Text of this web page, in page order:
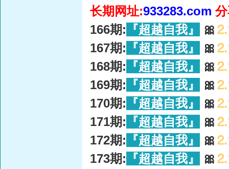
长期网址:933283.com
166期: 『超越自我』 🎀 ⒉
167期: 『超越自我』 🎀 ⒉
168期: 『超越自我』 🎀 ⒉
169期: 『超越自我』 🎀 ⒉
170期: 『超越自我』 🎀 ⒉
171期: 『超越自我』 🎀 ⒉
172期: 『超越自我』 🎀 ⒉
173期: 『超越自我』 🎀 ⒉